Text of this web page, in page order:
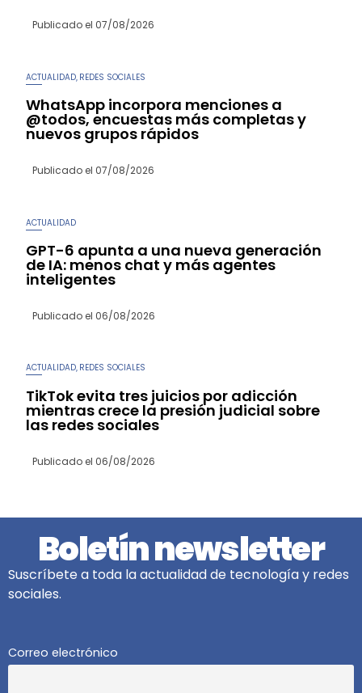
Publicado el 07/08/2026
ACTUALIDAD REDES SOCIALES
WhatsApp incorpora menciones a
@todos, encuestas más completas y
nuevos grupos rápidos
Publicado el 07/08/2026
ACTUALIDAD
GPT-6 apunta a una nueva generación
de IA: menos chat y más agentes
inteligentes
Publicado el 06/08/2026
ACTUALIDAD, REDES SOCIALES
TikTok evita tres juicios por adicción
mientras crece la presión judicial sobre
las redes sociales
Publicado el 06/08/2026
Boletín newsletter
Suscríbete a toda la actualidad de tecnología y redes
sociales.
Correo electrónico